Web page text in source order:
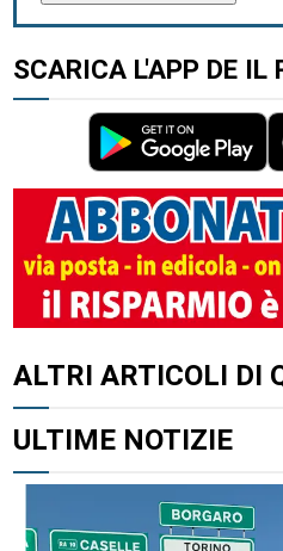
SCARICA L'APP DE IL
ALTRI ARTICOLI DI
ULTIME NOTIZIE